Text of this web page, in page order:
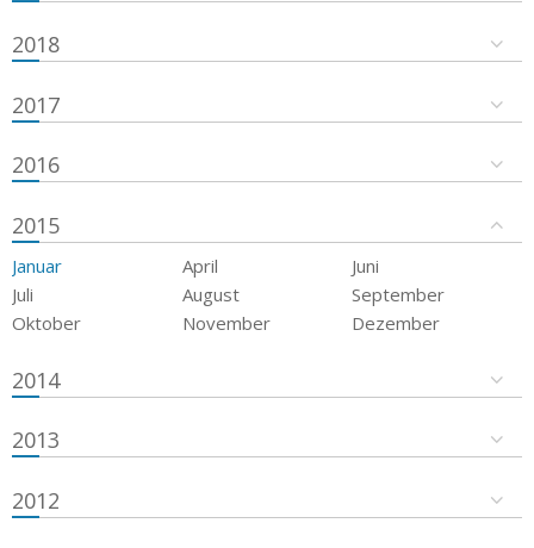
2018
2017
2016
2015
Januar April
Juni
Juli
August
September
Oktober
November Dezember
2014
2013
2012